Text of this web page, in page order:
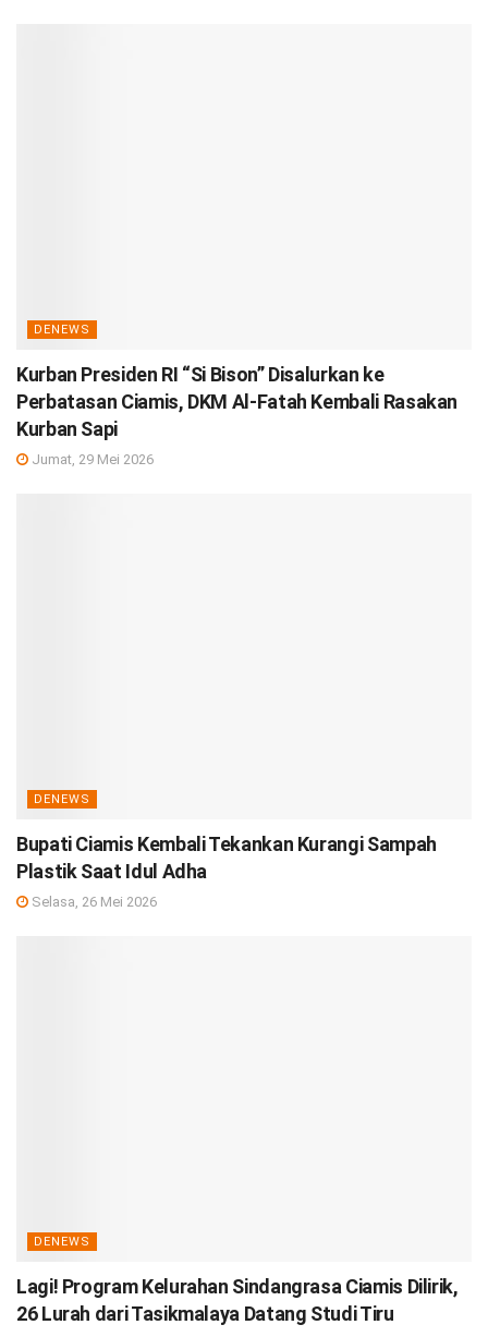
DENEWS
Kurban Presiden RI “Si Bison” Disalurkan ke
Perbatasan Ciamis, DKM Al-Fatah Kembali Rasakan
Kurban Sapi
Jumat, 29 Mei 2026
DENEWS
Bupati Ciamis Kembali Tekankan Kurangi Sampah
Plastik Saat Idul Adha
Selasa, 26 Mei 2026
DENEWS
Lagi! Program Kelurahan Sindangrasa Ciamis Dilirik,
26 Lurah dari Tasikmalaya Datang Studi Tiru